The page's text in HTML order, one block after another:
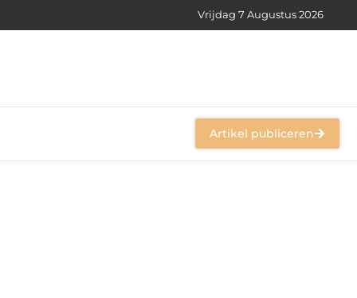
Vrijdag 7 Augustus 2026
Artikel publiceren